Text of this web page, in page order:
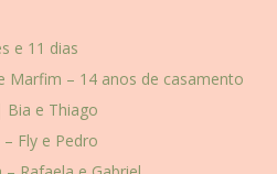
e 11 dias
Marfim – 14 anos de casamento
e Thiago
Fly e Pedro